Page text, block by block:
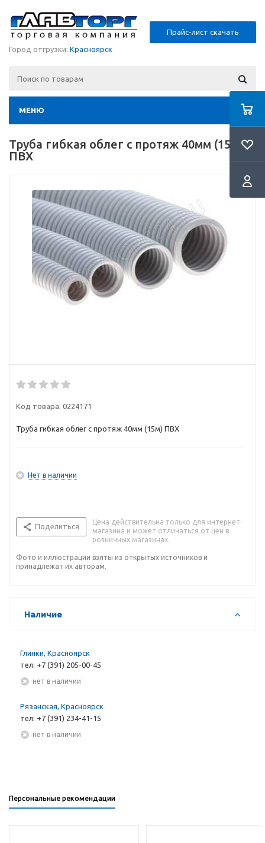
Прайс-лист скачать
Город отгрузки: Красноярск
МЕНЮ
Труба гибкая облег с протяж 40мм (15м)
ПВХ
Код товара: 0224171
Труба гибкая облег с протяж 40мм (15м) ПВХ
Нет в наличии
Поделиться
Цена действительна только для интернет-
магазина и может отличаться от цен в
розничных магазинах.
Фото и иллюстрации взяты из открытых источников и
принадлежат их авторам.
Наличие
Глинки, Красноярск
тел: +7 (391) 205-00-45
Нет в наличии
Рязанская, Красноярск
тел: +7 (391) 234-41-15
Нет в наличии
Персональные рекомендации